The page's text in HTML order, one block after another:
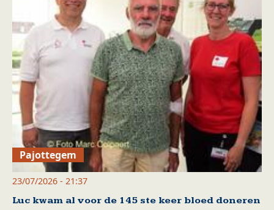
Pajottegem
23/07/2026 - 21:37
Luc kwam al voor de 145 ste keer bloed doneren